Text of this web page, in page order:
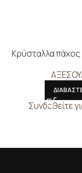
Κρύσταλλα πάχος
Συνδεθείτε